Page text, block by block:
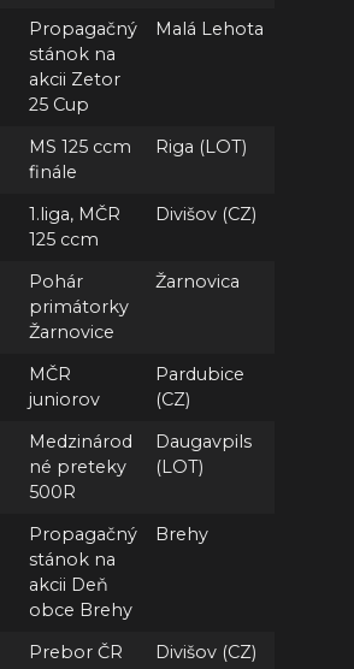
Propagačný
stánok na
akcii Zetor
25 Cup
Malá Lehota
MS 125 ccm
finále
Riga (LOT)
1.liga, MČR
125 ccm
Divišov (CZ)
Pohár
primátorky
Žarnovice
Žarnovica
MČR
juniorov
Pardubice
(CZ)
Medzinárod
né preteky
500R
Daugavpils
(LOT)
Propagačný
stánok na
akcii Deň
obce Brehy
Brehy
Prebor ČR
Divišov (CZ)